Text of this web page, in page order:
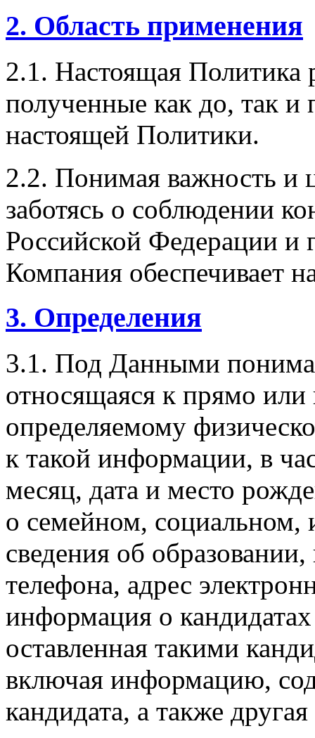
2. Область применения
2.1. Настоящая Политика
полученные как до, так и
настоящей Политики.
2.2. Понимая важность и
заботясь о соблюдении
Российской Федерации и
Компания обеспечивает
3. Определения
3.1. Под Данными
относящаяся к прямо
определяемому
к такой информации, в
месяц, дата и место
о семейном,
сведения об
телефона, адрес
информация о
оставленная такими
включая информацию,
кандидата, а также